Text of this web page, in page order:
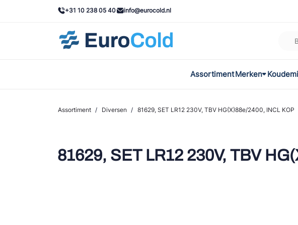
+31 10 238 05 40 info@eurocold.nl
AssortimentMerken
Castel
AWA
Assortiment / Diversen / 81629, SET LR12 230V, TBV HG(X)88e/2400, INCL KOP
81629, SET LR12 230V, TBV